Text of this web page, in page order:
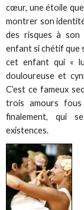
cœur, une étoile
montrer son
des risques à son
enfant si chétif que
cet enfant qui «
douloureuse et
C’est ce fameux
trois amours fous
finalement, qui
existences.